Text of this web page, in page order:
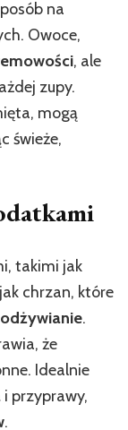
na
Owoce,
, ale
zupy.
mogą
świeże,
takimi jak
chrzan, które
.
że
Idealnie
i przyprawy,
.